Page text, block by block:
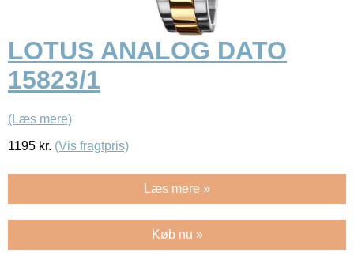
LOTUS ANALOG DATO
15823/1
(Læs mere)
1195 kr. (Vis fragtpris)
Læs mere »
Køb nu »